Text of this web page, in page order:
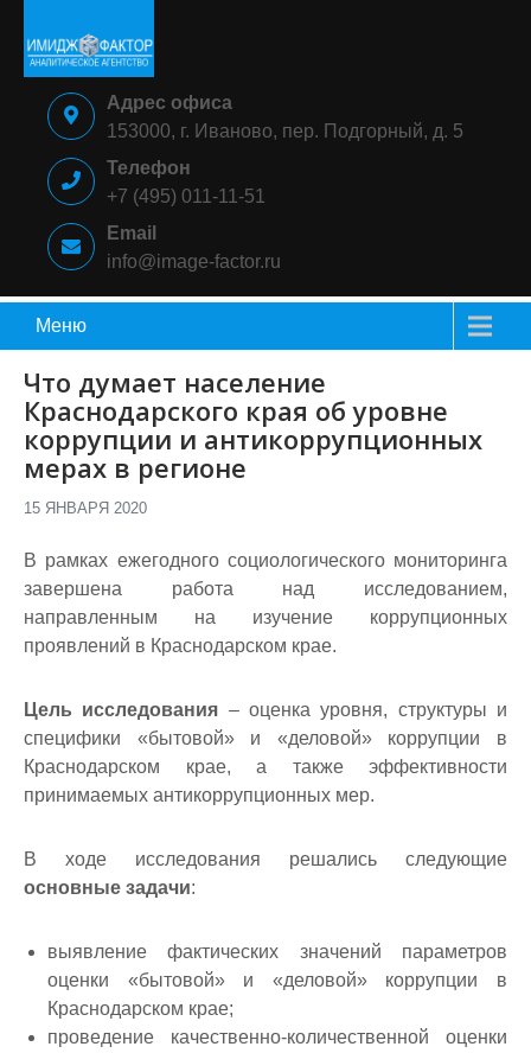
content
ИМИДЖ-
ФАКТОР
Аналитическое
агентство
Адрес офиса
153000, г. Иваново, пер. Подгорный, д. 5
Телефон
+7 (495) 011-11-51
Email
info@image-factor.ru
Меню
Что думает население
Краснодарского края об уровне
коррупции и антикоррупционных
мерах в регионе
15 ЯНВАРЯ 2020
В рамках ежегодного социологического мониторинга
завершена работа над исследованием,
направленным на изучение коррупционных
проявлений в Краснодарском крае.
Цель исследования –оценка уровня, структуры и
специфики «бытовой» и «деловой» коррупции в
Краснодарском крае, а также эффективности
принимаемых антикоррупционных мер.
В ходе исследования решались следующие
основные задачи:
выявление фактических значений параметров
оценки «бытовой» и «деловой» коррупции в
Краснодарском крае;
проведение качественно-количественной оценки